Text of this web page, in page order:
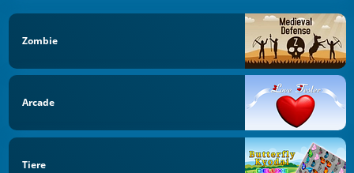
Zombie
Arcade
Tiere